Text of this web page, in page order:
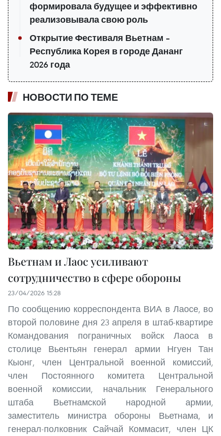
формировала будущее и эффективно
реализовывала свою роль
Открытие Фестиваля Вьетнам –
Республика Корея в городе Дананг
2026 года
НОВОСТИ ПО ТЕМЕ
Вьетнам и Лаос усиливают
сотрудничество в сфере обороны
23/04/2026 15:28
По сообщению корреспондента ВИА в Лаосе, во
второй половине дня 23 апреля в штаб-квартире
Командования пограничных войск Лаоса в
столице Вьентьян генерал армии Нгуен Тан
Кыонг, член Центральной военной комиссий,
член Постоянного комитета Центральной
военной комиссии, начальник Генерального
штаба Вьетнамской народной армии,
заместитель министра обороны Вьетнама, и
генерал-полковник Сайчай Коммасит, член ЦК